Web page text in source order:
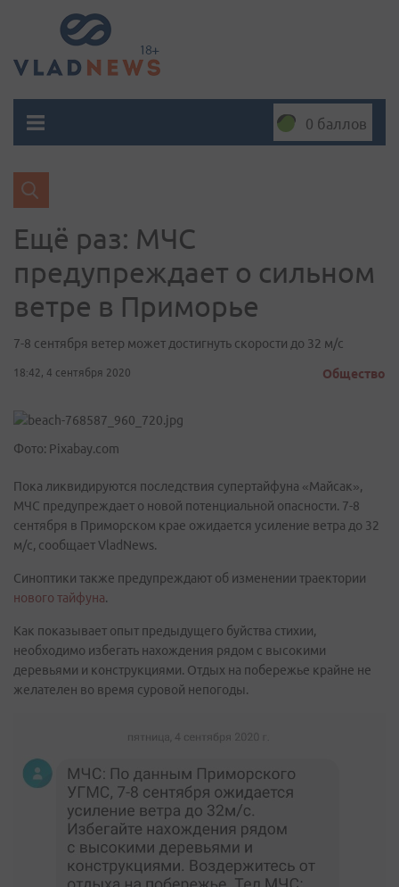
0 баллов
Ещё раз: МЧС
предупреждает о сильном
ветре в Приморье
7-8 сентября ветер может достигнуть скорости до 32 м/с
18:42, 4 сентября 2020 Общество
Фото: Pixabay.com
Пока ликвидируются последствия супертайфуна «Майсак»,
МЧС предупреждает о новой потенциальной опасности. 7-8
сентября в Приморском крае ожидается усиление ветра до 32
м/с, сообщает VladNews.
Синоптики также предупреждают об изменении траектории
нового тайфуна.
Как показывает опыт предыдущего буйства стихии,
необходимо избегать нахождения рядом с высокими
деревьями и конструкциями. Отдых на побережье крайне не
желателен во время суровой непогоды.